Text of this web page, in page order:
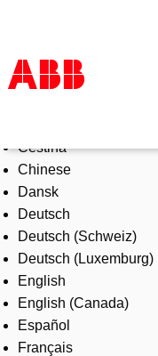
Products & Solutions
Industries
Services
About us
Where to buy
Contact us
Careers
Čeština
Chinese
Dansk
Deutsch
Deutsch (Schweiz)
Deutsch (Luxemburg)
English
English (Canada)
Español
Français